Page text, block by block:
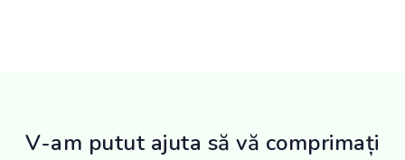
V-am putut ajuta să vă comprimați